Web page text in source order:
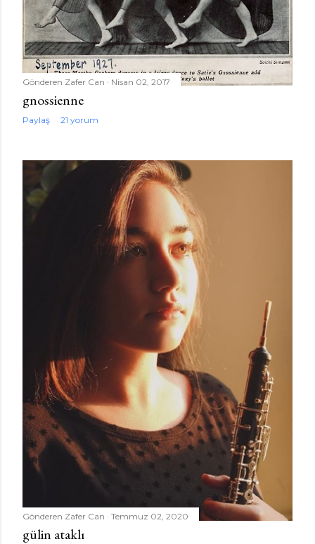
Gönderen Zafer Can Nisan 02, 2017
gnossienne
Paylaş 21 yorum
Gönderen Zafer Can Temmuz 02, 2020
gülin ataklı